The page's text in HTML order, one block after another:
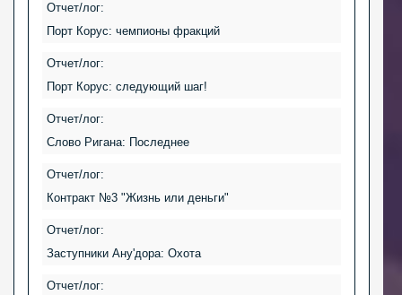
Отчет/лог:
Порт Корус: чемпионы фракций
Отчет/лог:
Порт Корус: следующий шаг!
Отчет/лог:
Слово Ригана: Последнее
Отчет/лог:
Контракт №3 "Жизнь или деньги"
Отчет/лог:
Заступники Ану'дора: Охота
Отчет/лог: